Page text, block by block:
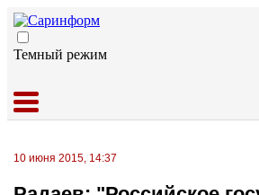
Темный режим
10 июня 2015, 14:37